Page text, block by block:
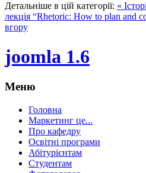
Детальніше в цій категорії: «
лекція “Rhetoric: How to plan and
вгору
joomla 1.6
Меню
Головна
Маркетинг це...
Про кафедру
Освітні програми
Абітурієнтам
Студентам